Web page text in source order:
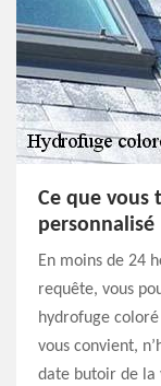
Ce que vous
personnalisé
En moins de 24
requête, vous
hydrofuge
vous convient,
date butoir de la